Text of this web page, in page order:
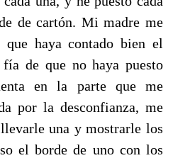
de cartón. Mi madre me
haya contado bien el
de que no haya puesto
en la parte que me
por la desconfianza, me
una y mostrarle los
el borde de uno con los